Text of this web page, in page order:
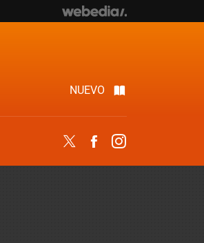
NUEVO
Twitter Facebook